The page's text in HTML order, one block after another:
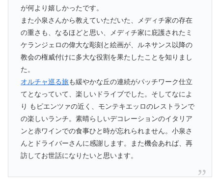
が何より嬉しかったです。
また小泉さんから教えていただいた、メディチ家の存在
の重さも、なるほどと思い、メディチ家に庇護されたミ
ケランジェロの偉大な彫刻と絵画が、ルネサンス以降の
教会の権威付けに多大な役割を果たしたことを知りまし
た。
オルチャ巡る旅も緩やかな丘の連続がパッチワーク仕立
てとなっていて、楽しいドライブでした。そしてなによ
り もピエンツァの近く、モンテキエッロのレストランで
の楽しいランチ。素晴らしいデコレーションのイタリア
ンと赤ワインでの食事ひと時が忘れられません。小泉さ
んとドライバーさんに感謝します。また機会あれば、再
訪してお世話になりたいと思います。